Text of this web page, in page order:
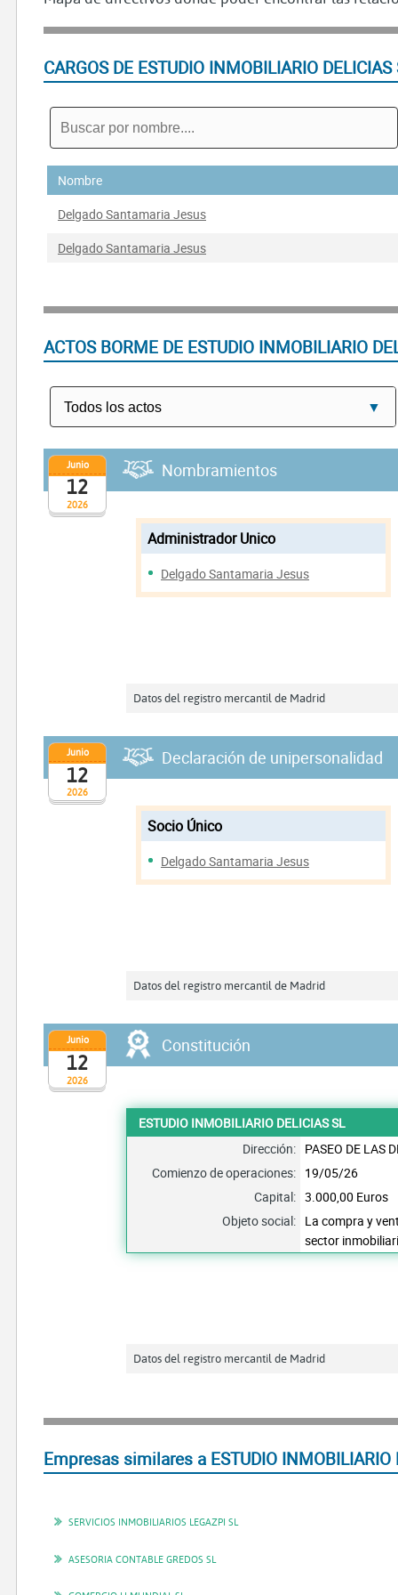
CARGOS DE ESTUDIO INMOBILIARIO DELICIAS
Nombre
Delgado Santamaria Jesus
Delgado Santamaria Jesus
ACTOS BORME DE ESTUDIO INMOBILIARIO
2026
Junio
12
Nombramientos
Administrador Unico
Delgado Santamaria Jesus
Datos del registro mercantil de Madrid
2026
Junio
12
Declaración de unipersonalidad
Socio Único
Delgado Santamaria Jesus
Datos del registro mercantil de Madrid
2026
Junio
12
Constitución
ESTUDIO INMOBILIARIO DELICIAS SL
Dirección: PASEO DE LAS
Comienzo de operaciones: 19/05/26
Capital: 3.000,00 Euros
Objeto social: La compra y
sector
Datos del registro mercantil de Madrid
Empresas similares a ESTUDIO INMOBILIARIO
SERVICIOS INMOBILIARIOS LEGAZPI SL
ASESORIA CONTABLE GREDOS SL